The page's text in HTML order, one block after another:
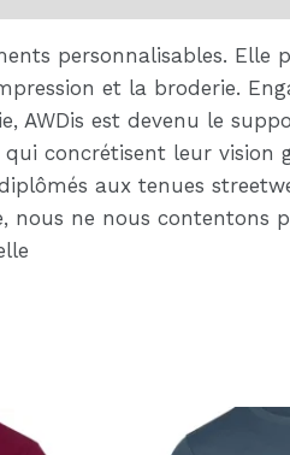
personnalisables. Elle
et la broderie.
AWDis est devenu le
concrétisent leur vision
aux tenues
nous ne nous contentons